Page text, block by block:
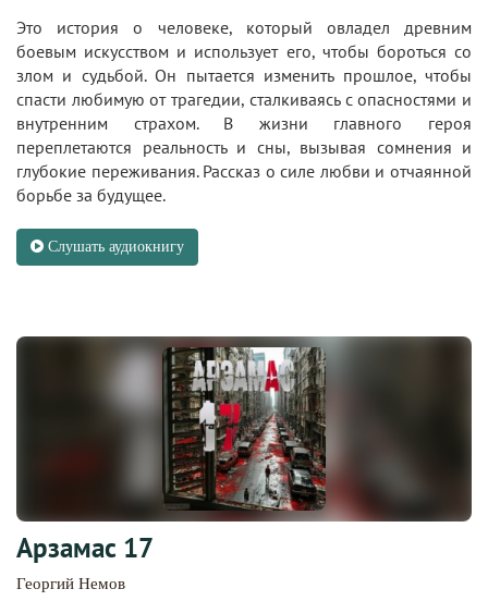
Это история о человеке, который овладел древним
боевым искусством и использует его, чтобы бороться со
злом и судьбой. Он пытается изменить прошлое, чтобы
спасти любимую от трагедии, сталкиваясь с опасностями и
внутренним страхом. В жизни главного героя
переплетаются реальность и сны, вызывая сомнения и
глубокие переживания. Рассказ о силе любви и отчаянной
борьбе за будущее.
Слушать аудиокнигу
Арзамас 17
Георгий Немов